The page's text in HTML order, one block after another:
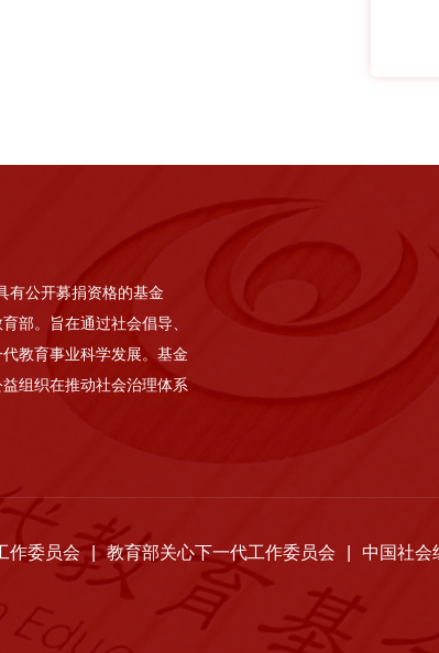
有公开募捐资格的基金
部。旨在通过社会倡导、
教育事业科学发展。基金
组织在推动社会治理体系
作委员会 | 教育部关心下一代工作委员会
中国社会